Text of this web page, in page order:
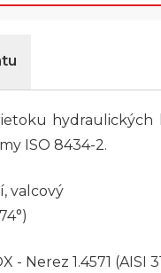
ISO 8434-2.
valcový
- Nerez 1.4571 (AISI